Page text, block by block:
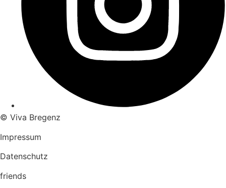
© Viva Bregenz
Impressum
Datenschutz
friends